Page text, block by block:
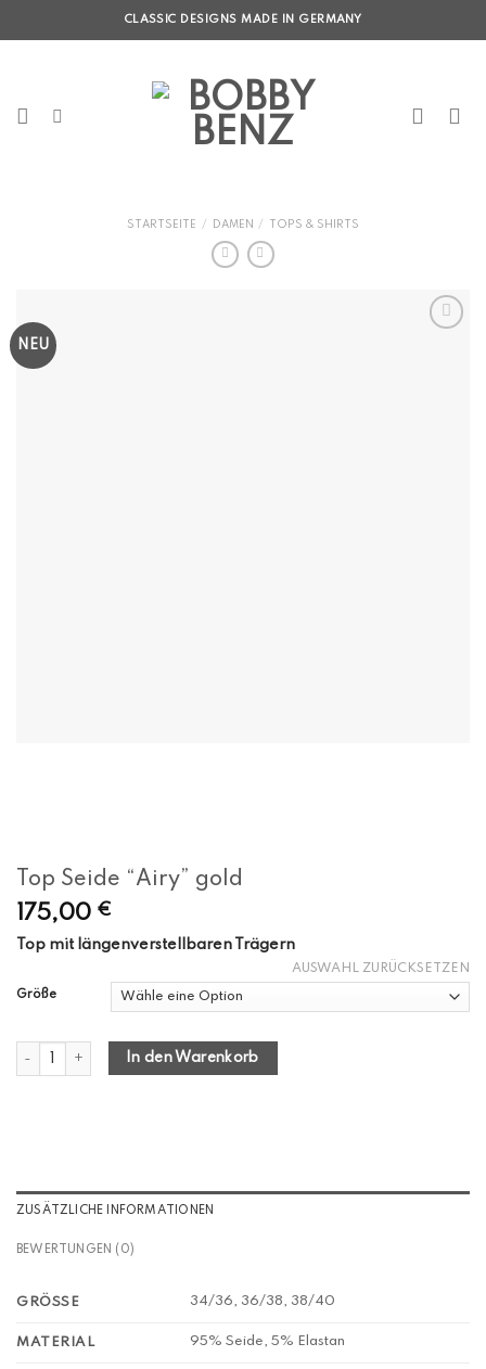
CLASSIC DESIGNS MADE IN GERMANY
STARTSEITE / DAMEN / TOPS & SHIRTS
NEU
Top Seide “Airy” gold
175,00 €
Top mit längenverstellbaren Trägern
Größe
AUSWAHL ZURÜCKSETZEN
Top Seide "Airy" gold Menge
In den Warenkorb
ZUSÄTZLICHE INFORMATIONEN
BEWERTUNGEN (0)
GRÖSSE 34/36, 36/38, 38/40
MATERIAL 95% Seide, 5% Elastan